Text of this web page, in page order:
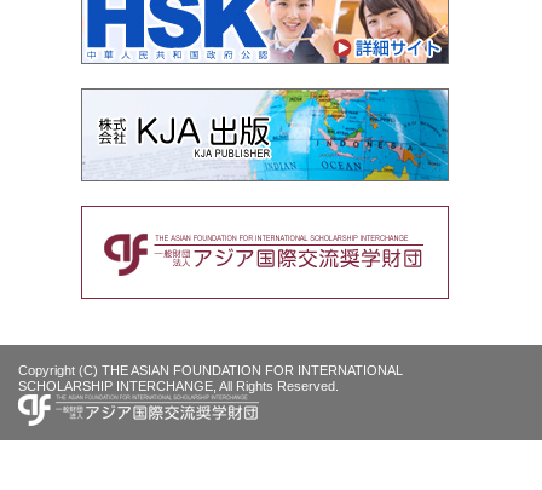
Copyright (C) THE ASIAN FOUNDATION FOR INTERNATIONAL
SCHOLARSHIP INTERCHANGE, All Rights Reserved.